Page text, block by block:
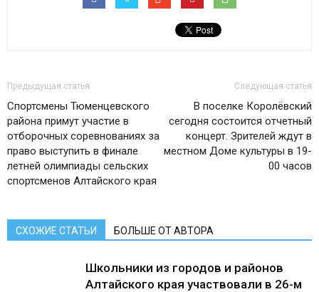
Предыдущая статья
Спортсмены Тюменцевского
района примут участие в
отборочных соревнованиях за
право выступить в финале
летней олимпиады сельских
спортсменов Алтайского края
Следующая статья
В поселке Королёвский
сегодня состоится отчетный
концерт. Зрителей ждут в
местном Доме культуры в 19-
00 часов
СХОЖИЕ СТАТЬИ БОЛЬШЕ ОТ АВТОРА
Школьники из городов и районов
Алтайского края участвовали в 26-м